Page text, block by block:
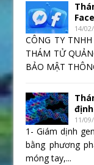
14/
CÔNG TY
THÁM TỬ
BẢO MẬT
11/
1- Giám dịnh
bằng phương
móng tay,...